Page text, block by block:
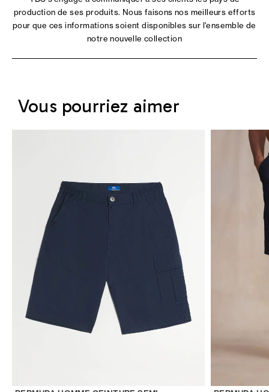
production de ses produits. Nous faisons nos meilleurs efforts
pour que ces informations soient disponibles sur l'ensemble de
notre nouvelle collection
Vous pourriez aimer